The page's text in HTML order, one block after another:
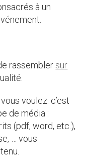
à un
rassemblersur
voulez. c’est
de média :
(pdf, word, etc.),
… vous